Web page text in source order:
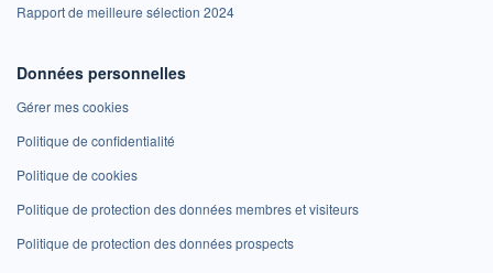
Rapport de meilleure sélection 2024
Données personnelles
Gérer mes cookies
Politique de confidentialité
Politique de cookies
Politique de protection des données membres et visiteurs
Politique de protection des données prospects